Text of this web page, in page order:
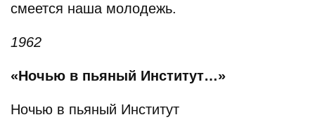
смеется наша молодежь.
1962
«Ночью в пьяный Институт…»
Ночью в пьяный Институт